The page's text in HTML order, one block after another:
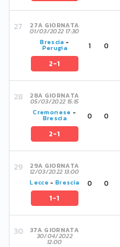
27A GIORNATA
01/03/2022 17:30
Brescia -
Perugia
2-1
1 0
28A GIORNATA
05/03/2022 15:15
Cremonese -
Brescia
2-1
0 0
29A GIORNATA
12/03/2022 13:00
Lecce -Brescia
1-1
0 0
37A GIORNATA
30/04/2022
12:00